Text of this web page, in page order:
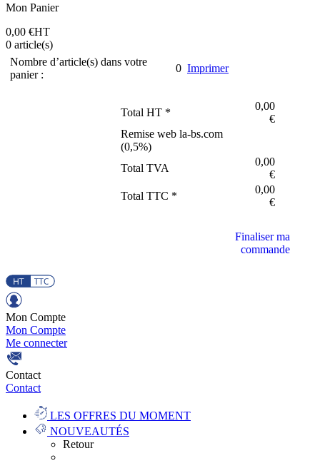
Mon Panier
0,00 €HT
0 article(s)
Nombre d’article(s) dans votre
panier :
0 Imprimer
Total HT *
0,00
€
Remise web la-bs.com
(0,5%)
Total TVA
0,00
€
Total TTC *
0,00
€
Finaliser ma
commande
Mon Compte
Mon Compte
Me connecter
Contact
Contact
LES OFFRES DU MOMENT
NOUVEAUTÉS
Retour